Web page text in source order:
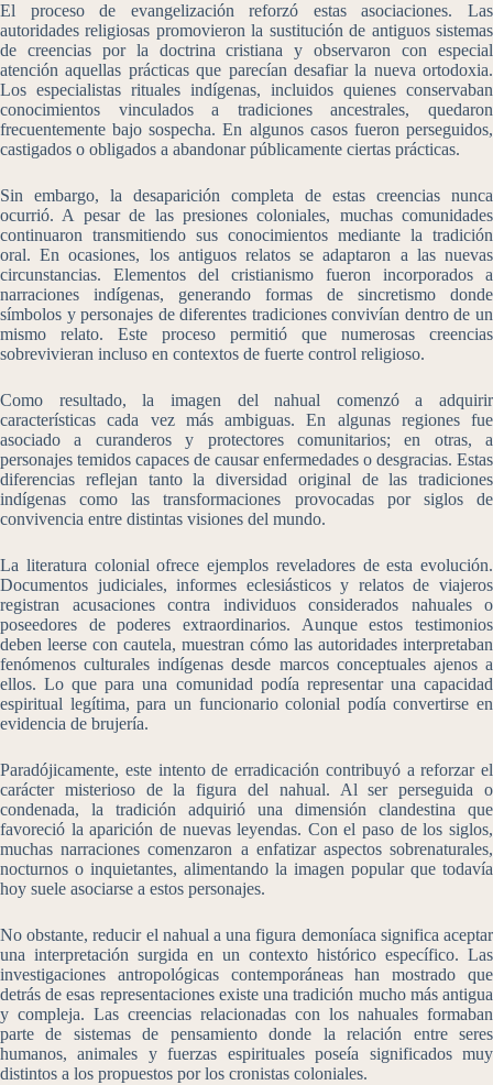
El proceso de evangelización reforzó estas asociaciones. Las
autoridades religiosas promovieron la sustitución de antiguos sistemas
de creencias por la doctrina cristiana y observaron con especial
atención aquellas prácticas que parecían desafiar la nueva ortodoxia.
Los especialistas rituales indígenas, incluidos quienes conservaban
conocimientos vinculados a tradiciones ancestrales, quedaron
frecuentemente bajo sospecha. En algunos casos fueron perseguidos,
castigados o obligados a abandonar públicamente ciertas prácticas.
Sin embargo, la desaparición completa de estas creencias nunca
ocurrió. A pesar de las presiones coloniales, muchas comunidades
continuaron transmitiendo sus conocimientos mediante la tradición
oral. En ocasiones, los antiguos relatos se adaptaron a las nuevas
circunstancias. Elementos del cristianismo fueron incorporados a
narraciones indígenas, generando formas de sincretismo donde
símbolos y personajes de diferentes tradiciones convivían dentro de un
mismo relato. Este proceso permitió que numerosas creencias
sobrevivieran incluso en contextos de fuerte control religioso.
Como resultado, la imagen del nahual comenzó a adquirir
características cada vez más ambiguas. En algunas regiones fue
asociado a curanderos y protectores comunitarios; en otras, a
personajes temidos capaces de causar enfermedades o desgracias. Estas
diferencias reflejan tanto la diversidad original de las tradiciones
indígenas como las transformaciones provocadas por siglos de
convivencia entre distintas visiones del mundo.
La literatura colonial ofrece ejemplos reveladores de esta evolución.
Documentos judiciales, informes eclesiásticos y relatos de viajeros
registran acusaciones contra individuos considerados nahuales o
poseedores de poderes extraordinarios. Aunque estos testimonios
deben leerse con cautela, muestran cómo las autoridades interpretaban
fenómenos culturales indígenas desde marcos conceptuales ajenos a
ellos. Lo que para una comunidad podía representar una capacidad
espiritual legítima, para un funcionario colonial podía convertirse en
evidencia de brujería.
Paradójicamente, este intento de erradicación contribuyó a reforzar el
carácter misterioso de la figura del nahual. Al ser perseguida o
condenada, la tradición adquirió una dimensión clandestina que
favoreció la aparición de nuevas leyendas. Con el paso de los siglos,
muchas narraciones comenzaron a enfatizar aspectos sobrenaturales,
nocturnos o inquietantes, alimentando la imagen popular que todavía
hoy suele asociarse a estos personajes.
No obstante, reducir el nahual a una figura demoníaca significa aceptar
una interpretación surgida en un contexto histórico específico. Las
investigaciones antropológicas contemporáneas han mostrado que
detrás de esas representaciones existe una tradición mucho más antigua
y compleja. Las creencias relacionadas con los nahuales formaban
parte de sistemas de pensamiento donde la relación entre seres
humanos, animales y fuerzas espirituales poseía significados muy
distintos a los propuestos por los cronistas coloniales.